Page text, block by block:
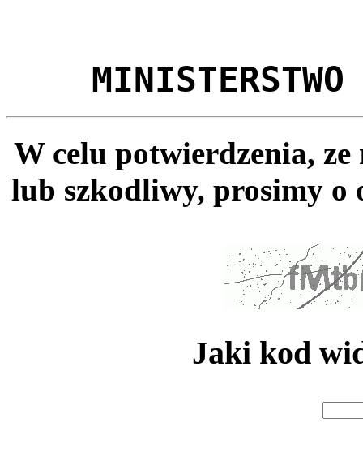
MINISTERSTWO
W celu potwierdzenia,
lub szkodliwy, prosimy o
Jaki kod